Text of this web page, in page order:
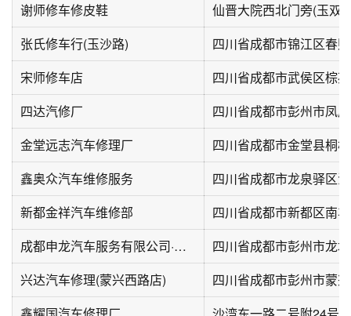
谢师修车修皮鞋
张氏修车行(玉沙路)
宋师修车店
四川省成都市武侯区棕
四达汽修厂
四川省成都市彭州市凤
金堂远志汽车修理厂
四川省成都市金堂县桐
鑫奥众汽车维修服务
四川省成都市龙泉驿区
新都金祥汽车维修部
四川省成都市新都区南
成都申龙汽车服务有限公司·维修钣金喷漆
四川省成都市彭州市龙
兴达汽车修理(蒙兴西路店)
四川省成都市彭州市蒙